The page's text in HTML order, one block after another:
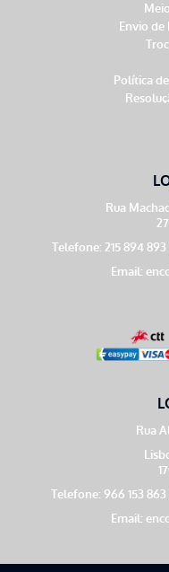
Envio de
Política
Rua
Telefone: 215 894
Email:
Rua
Telefone: 966 153
Email: